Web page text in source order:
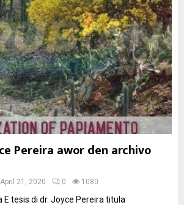
Pereira awor den archivo
April 21, 2020 0 1080
E tesis di dr. Joyce Pereira titula